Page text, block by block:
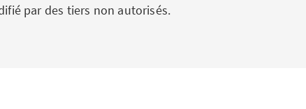
par des tiers non autorisés.